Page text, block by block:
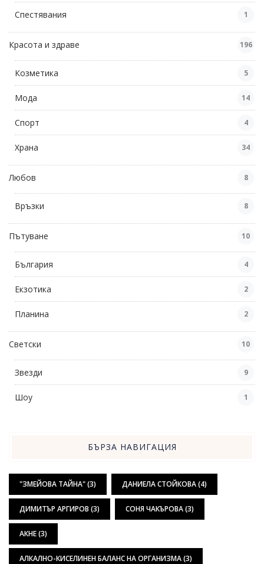
Спестявания 1
Красота и здраве 196
Козметика 5
Мода 14
Спорт 4
Храна 34
Любов 8
Връзки 8
Пътуване 10
България 4
Екзотика 2
Планина 2
Светски 10
Звезди 9
Шоу 1
БЪРЗА НАВИГАЦИЯ
"ЗМЕЙОВА ТАЙНА"(3) ДАНИЕЛА СТОЙКОВА(4)
ДИМИТЪР АРГИРОВ (3) СОНЯ ЧАКЪРОВА(3)
АКНЕ(3)
АЛКАЛНО-КИСЕЛИНЕН БАЛАНС НА ОРГАНИЗМА(3)